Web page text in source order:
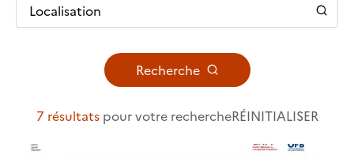
Localisation
Recherche
7 résultatspour votre rechercheRÉINITIALISER